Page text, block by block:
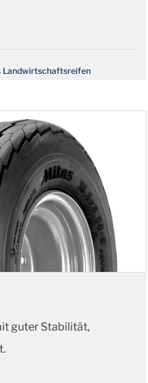
Landwirtschaftsreifen
guter Stabilität,